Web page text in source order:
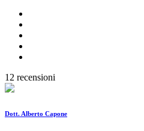
12 recensioni
Dott. Alberto Capone